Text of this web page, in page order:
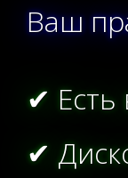
Ваш
✔ Есть
✔